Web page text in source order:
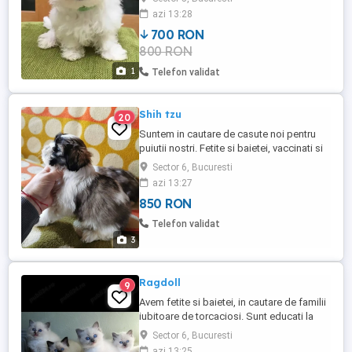
1
azi 13:28
700 RON
800 RON
Telefon validat
3
20 Shih tzu
Suntem in cautare de casute noi pentru
puiutii nostri. Fetite si baietei, vaccinati si
deparazitati conform varstei cu carnet de
sanatate. Oferim si cerem seriozitate.
Sector 6, Bucuresti
azi 13:27
850 RON
Telefon validat
9 Ragdoll
Avem fetite si baietei, in cautare de familii
iubitoare de torcaciosi. Sunt educati la
litiera. Au carnet de sanatate.
Sector 6, Bucuresti